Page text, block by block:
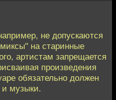
не допускаются
на старинные
артистам запрещается
произведения
обязательно должен
и музыки.